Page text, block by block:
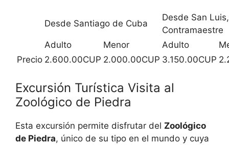
Desde Santiago de Cuba
Desde San
Contramaestre
Adulto
Menor Adulto
Precio 2.600.00CUP 2.000.00CUP 3.150.00CUP
Excursión Turística Visita al
Zoológico de Piedra
Esta excursión permite disfrutar del Zoológico
de Piedra, único de su tipo en el mundo y cuya